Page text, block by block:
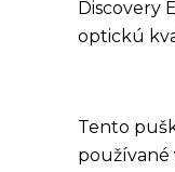
Discovery
optickú
Tento
používané